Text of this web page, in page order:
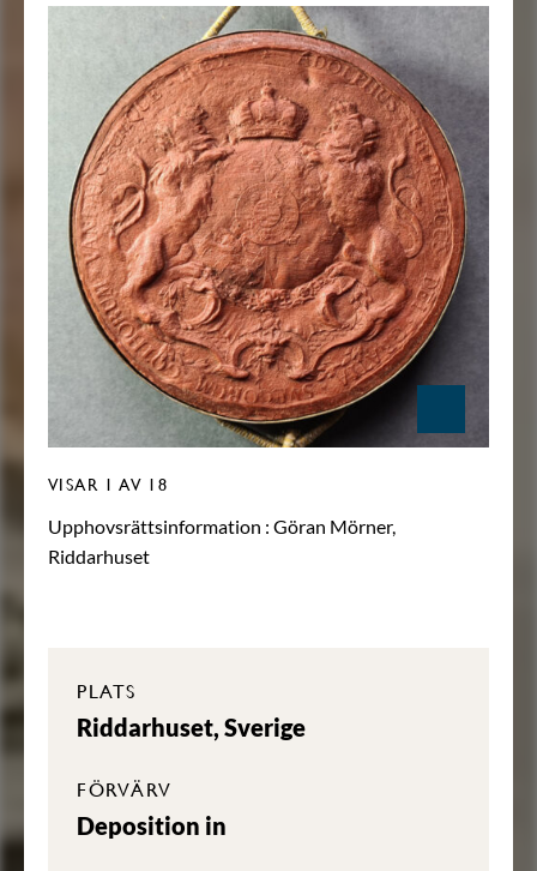
VISAR 1 AV 18
Upphovsrättsinformation : Göran Mörner,
Riddarhuset
PLATS
Riddarhuset, Sverige
FÖRVÄRV
Deposition in